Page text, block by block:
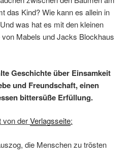
16. Juli 1921 als Teddybär
Licht der Welt, als ihm das zweite
durch das zwanzigste
und Frieden, Angst und Hoffnung,
durch die Augen und
bemerkt er, dass die
…